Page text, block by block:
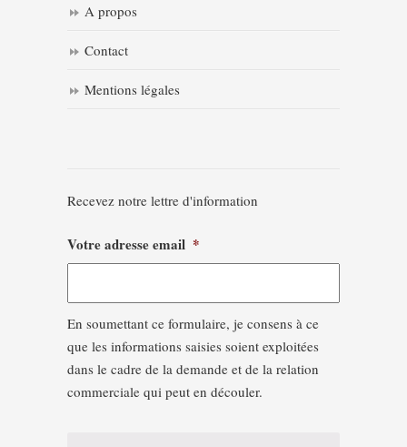
A propos
Contact
Mentions légales
Recevez notre lettre d'information
Votre adresse email *
En soumettant ce formulaire, je consens à ce
que les informations saisies soient exploitées
dans le cadre de la demande et de la relation
commerciale qui peut en découler.